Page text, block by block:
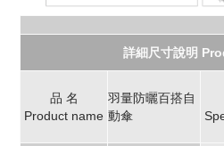
詳細尺寸說明
品 名
Product name
羽量防曬百搭自
動傘